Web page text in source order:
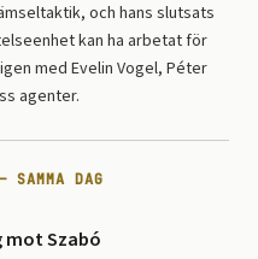
och hans slutsats
kan ha arbetat för
med Evelin Vogel, Péter
agenter.
DAG
mot Szabó